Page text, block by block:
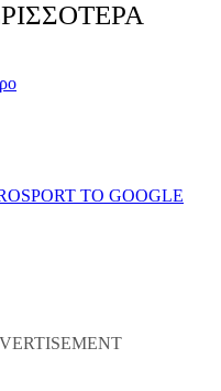
TO GOOGLE